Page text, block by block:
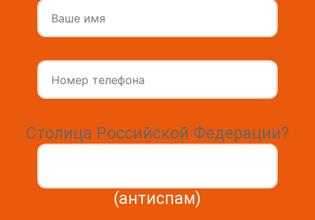
Столица Российской Федерации?
(антиспам)